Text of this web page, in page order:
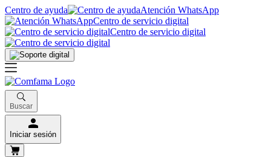
Centro de ayuda
Atención WhatsApp
Centro de servicio digital
Centro de servicio digital
Buscar
Iniciar sesión